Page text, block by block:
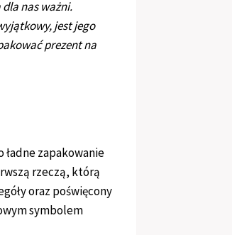
nas ważni.
jest jego
prezent na
zapakowanie
rzeczą, którą
oraz poświęcony
symbolem